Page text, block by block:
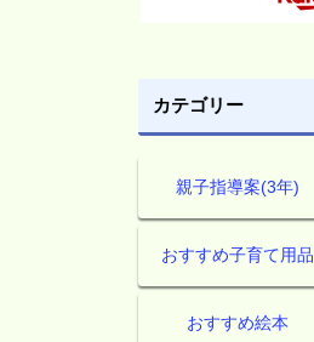
カテゴリー
親子指導案(3年)
おすすめ子育て用品
おすすめ絵本